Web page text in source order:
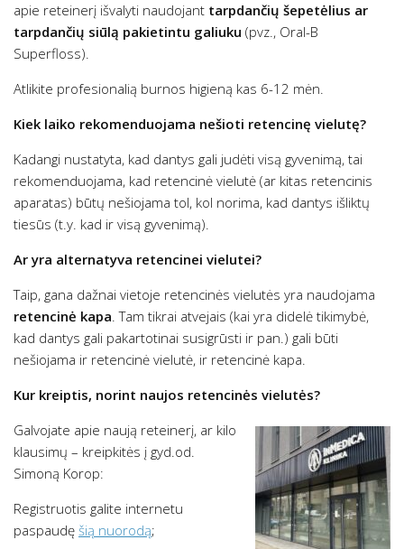
apie reteinerį išvalyti naudojant tarpdančių šepetėlius ar
tarpdančių siūlą pakietintu galiuku (pvz., Oral-B
Superfloss).
Atlikite profesionalią burnos higieną kas 6-12 mėn.
Kiek laiko rekomenduojama nešioti retencinę vielutę?
Kadangi nustatyta, kad dantys gali judėti visą gyvenimą, tai
rekomenduojama, kad retencinė vielutė (ar kitas retencinis
aparatas) būtų nešiojama tol, kol norima, kad dantys išliktų
tiesūs (t.y. kad ir visą gyvenimą).
Ar yra alternatyva retencinei vielutei?
Taip, gana dažnai vietoje retencinės vielutės yra naudojama
retencinė kapa. Tam tikrai atvejais (kai yra didelė tikimybė,
kad dantys gali pakartotinai susigrūsti ir pan.) gali būti
nešiojama ir retencinė vielutė, ir retencinė kapa.
Kur kreiptis, norint naujos retencinės vielutės?
Galvojate apie naują reteinerį, ar kilo
klausimų – kreipkitės į gyd.od.
Simoną Korop:
Registruotis galite internetu
paspaudę šią nuorodą;